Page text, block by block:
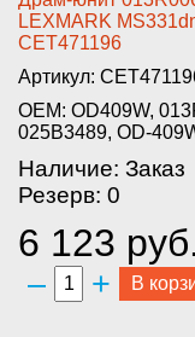
LEXMARK
CET471196­
Артикул:
OEM: OD409W,
025B3489, OD-
Наличие: Заказ
Резерв: 0
6 123 руб.
– + В